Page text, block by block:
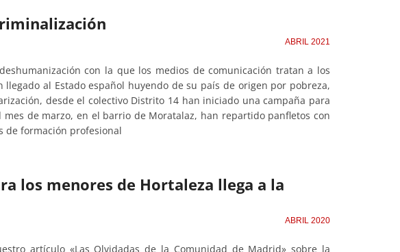
ABRIL 2021
con la que los medios de comunicación tratan a los
al Estado español huyendo de su país de origen por pobreza,
desde el colectivo Distrito 14 han iniciado una campaña para
mes de marzo, en el barrio de Moratalaz, han repartido panfletos con
de formación profesional
los menores de Hortaleza llega a la
ABRIL 2020
artículo «Las Olvidadas de la Comunidad de Madrid» sobre la